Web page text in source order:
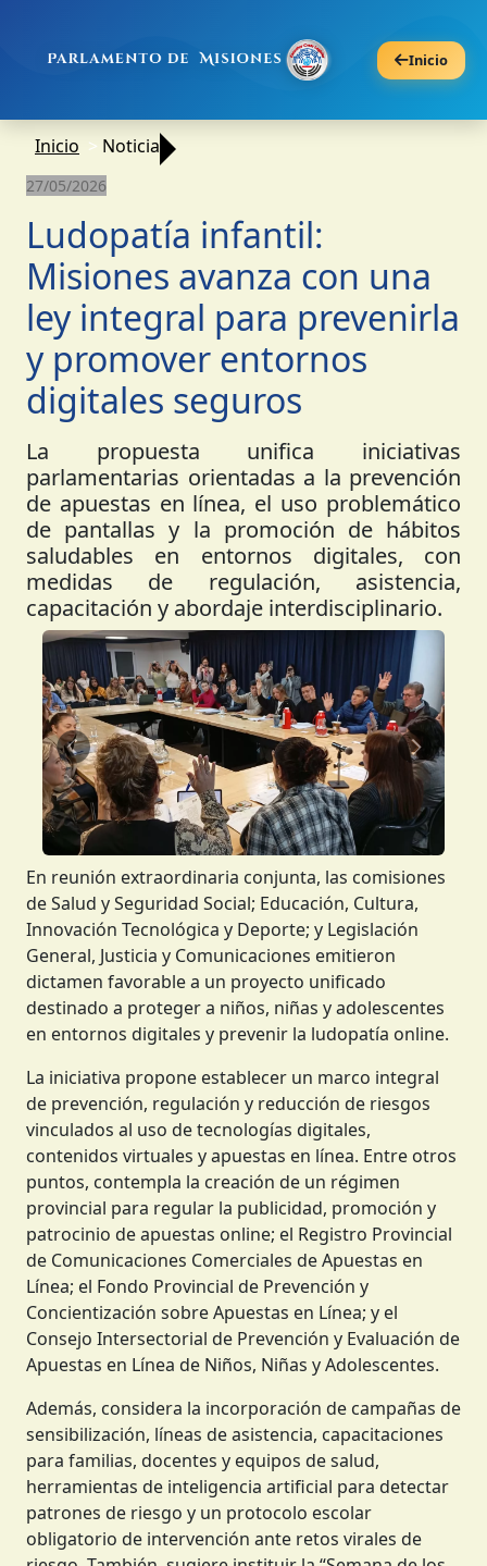
Inicio
Inicio Noticia
27/05/2026
Ludopatía infantil:
Misiones avanza con una
ley integral para prevenirla
y promover entornos
digitales seguros
La propuesta unifica iniciativas
parlamentarias orientadas a la prevención
de apuestas en línea, el uso problemático
de pantallas y la promoción de hábitos
saludables en entornos digitales, con
medidas de regulación, asistencia,
capacitación y abordaje interdisciplinario.
Anterior
En reunión extraordinaria conjunta, las comisiones
de Salud y Seguridad Social; Educación, Cultura,
Innovación Tecnológica y Deporte; y Legislación
General, Justicia y Comunicaciones emitieron
dictamen favorable a un proyecto unificado
destinado a proteger a niños, niñas y adolescentes
en entornos digitales y prevenir la ludopatía online.
La iniciativa propone establecer un marco integral
de prevención, regulación y reducción de riesgos
vinculados al uso de tecnologías digitales,
contenidos virtuales y apuestas en línea. Entre otros
puntos, contempla la creación de un régimen
provincial para regular la publicidad, promoción y
patrocinio de apuestas online; el Registro Provincial
de Comunicaciones Comerciales de Apuestas en
Línea; el Fondo Provincial de Prevención y
Concientización sobre Apuestas en Línea; y el
Consejo Intersectorial de Prevención y Evaluación de
Apuestas en Línea de Niños, Niñas y Adolescentes.
Además, considera la incorporación de campañas de
sensibilización, líneas de asistencia, capacitaciones
para familias, docentes y equipos de salud,
herramientas de inteligencia artificial para detectar
patrones de riesgo y un protocolo escolar
obligatorio de intervención ante retos virales de